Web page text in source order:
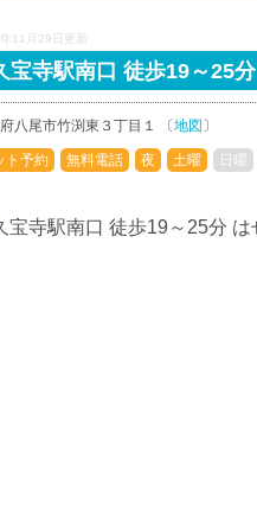
11月29日更新
宝寺駅南口 徒歩19～25分
八尾市竹渕東３丁目１ 〔地図 〕
ト予約 無料電話 夜 土曜 日曜